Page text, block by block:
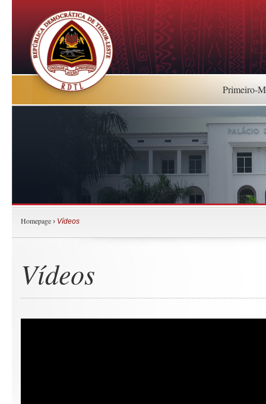
Primeiro-
Homepage › Vídeos
Vídeos